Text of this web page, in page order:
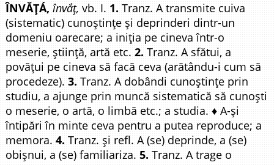
ÎNVĂȚÁ, învắț, vb. I. 1. Tranz. A transmite cuiva
(sistematic) cunoștințe și deprinderi dintr-un
domeniu oarecare; a iniția pe cineva într-o
meserie, știință, artă etc.2. Tranz. A sfătui, a
povățui pe cineva să facă ceva (arătându-i cum să
procedeze).3. Tranz. A dobândi cunoștințe prin
studiu, a ajunge prin muncă sistematică să cunoști
o meserie, o artă, o limbă etc.; a studia. ♦ A-și
întipări în minte ceva pentru a putea reproduce; a
memora.4. Tranz. și refl. A (se) deprinde, a (se)
obișnui, a (se) familiariza.5. Tranz. A trage o